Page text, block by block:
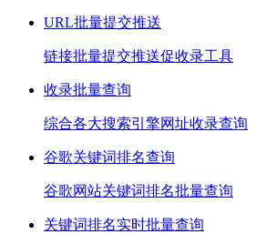
URL批量提交推送
链接批量提交推送促收录工具
收录批量查询
综合各大搜索引擎网址收录查询
谷歌关键词排名查询
谷歌网站关键词排名批量查询
关键词排名实时批量查询